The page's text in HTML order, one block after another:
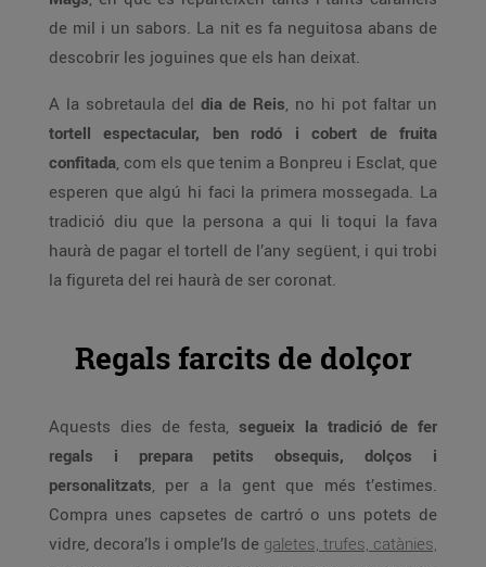
de mil i un sabors. La nit es fa neguitosa abans de
descobrir les joguines que els han deixat.
A la sobretaula del dia de Reis, no hi pot faltar un
tortell espectacular, ben rodó i cobert de fruita
confitada, com els que tenim a Bonpreu i Esclat, que
esperen que algú hi faci la primera mossegada. La
tradició diu que la persona a qui li toqui la fava
haurà de pagar el tortell de l’any següent, i qui trobi
la figureta del rei haurà de ser coronat.
Regals farcits de dolçor
Aquests dies de festa, segueix la tradició de fer
regals i prepara petits obsequis, dolços i
personalitzats, per a la gent que més t’estimes.
Compra unes capsetes de cartró o uns potets de
vidre, decora’ls i omple’ls de galetes, trufes, catànies,